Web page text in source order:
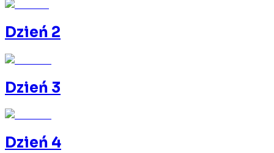
Dzień 2
Dzień 3
Dzień 4